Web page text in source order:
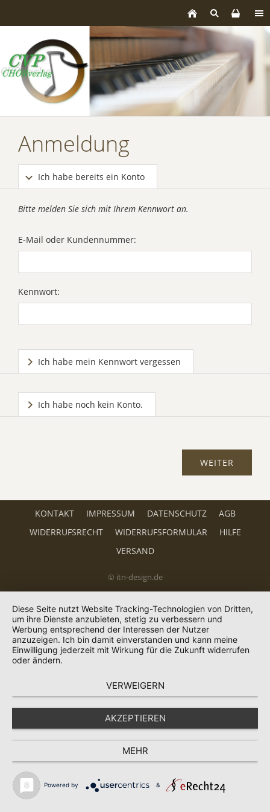
Anmeldung
Ich habe bereits ein Konto
Bitte melden Sie sich mit Ihrem Kennwort an.
E-Mail oder Kundennummer:
Kennwort:
Ich habe mein Kennwort vergessen
Ich habe noch kein Konto.
KONTAKT IMPRESSUM DATENSCHUTZ
AGB
WIDERRUFSRECHT
WIDERRUFSFORMULAR
HILFE
VERSAND
© itn-design.de
Diese Seite nutzt Website Tracking-Technologien von Dritten,
um ihre Dienste anzubieten, stetig zu verbessern und
Werbung entsprechend der Interessen der Nutzer
anzuzeigen. Ich bin damit einverstanden und kann meine
Einwilligung jederzeit mit Wirkung für die Zukunft widerrufen
oder ändern.
VERWEIGERN
AKZEPTIEREN
MEHR
Powered by &